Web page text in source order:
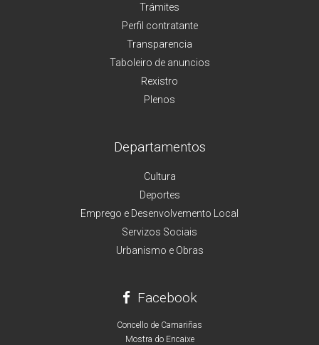
Trámites
Perfil contratante
Transparencia
Taboleiro de anuncios
Rexistro
Plenos
Departamentos
Cultura
Deportes
Emprego e Desenvolvemento Local
Servizos Sociais
Urbanismo e Obras
Facebook
Concello de Camariñas
Mostra do Encaixe